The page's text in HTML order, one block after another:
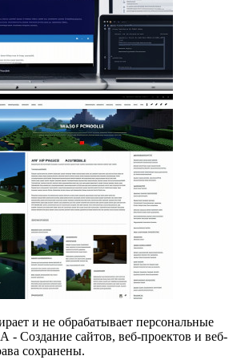
и не обрабатывает персональные
Создание сайтов, веб-проектов и веб-
сохранены.